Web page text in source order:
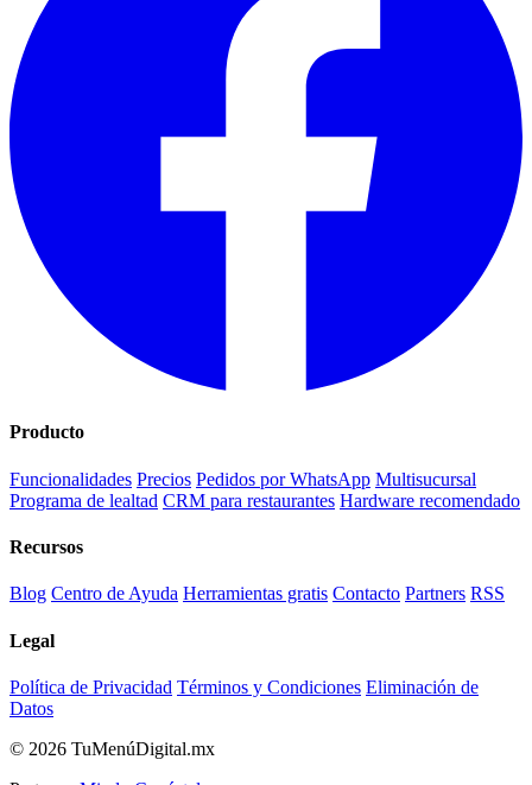
Producto
Funcionalidades Precios Pedidos por WhatsApp Multisucursal
Programa de lealtad CRM para restaurantes Hardware recomendado
Recursos
Blog Centro de Ayuda Herramientas gratis Contacto Partners RSS
Legal
Política de Privacidad Términos y Condiciones Eliminación de
Datos
© 2026 TuMenúDigital.mx